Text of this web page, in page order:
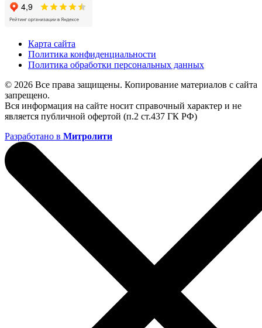
Карта сайта
Политика конфиденциальности
Политика обработки персональных данных
© 2026 Все права защищены. Копирование материалов с сайта
запрещено.
Вся информация на сайте носит справочный характер и не
является публичной офертой (п.2 ст.437 ГК РФ)
Разработано в Митролити